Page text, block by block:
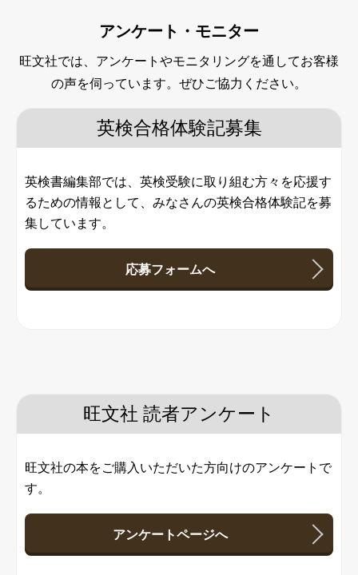
アンケート・モニター
旺文社では、アンケートやモニタリングを通してお客様
の声を伺っています。ぜひご協力ください。
英検合格体験記募集
英検書編集部では、英検受験に取り組む方々を応援す
るための情報として、みなさんの英検合格体験記を募
集しています。
応募フォームへ
旺文社 読者アンケート
旺文社の本をご購入いただいた方向けのアンケートで
す。
アンケートページへ